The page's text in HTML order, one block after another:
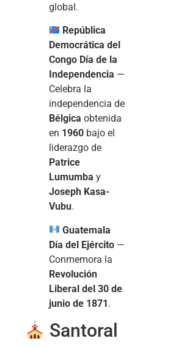
global.
República
Democrática del
Congo Día de la
Independencia —
Celebra la
independencia de
Bélgica obtenida
en 1960 bajo el
liderazgo de
Patrice
Lumumba y
Joseph Kasa-
Vubu.
Guatemala
Día del Ejército —
Conmemora la
Revolución
Liberal del 30 de
junio de 1871.
Santoral